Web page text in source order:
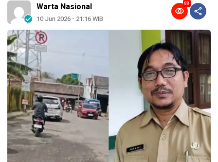
Warta Nasional
10 Jun 2026 - 21:16 WIB
88